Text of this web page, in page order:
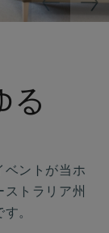
る
ベントが当ホ
トラリア州
。